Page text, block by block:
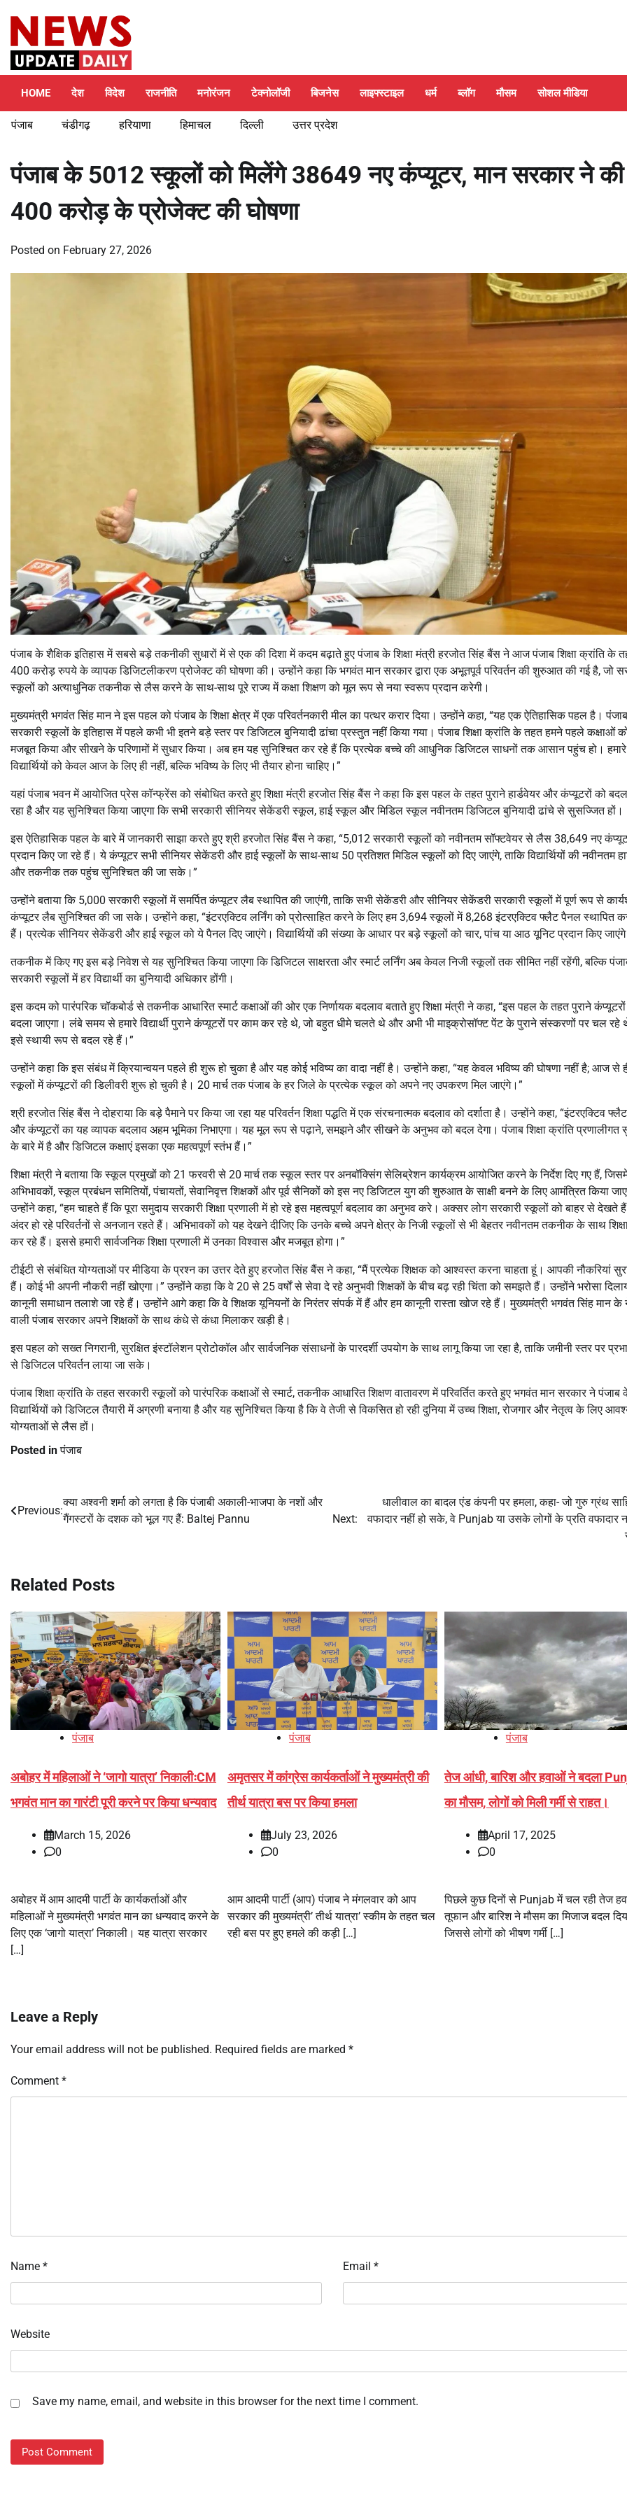
content
HOME देश विदेश राजनीति मनोरंजन टेक्नोलॉजी बिजनेस लाइफ्स्टाइल धर्म ब्लॉग मौसम सोशल मीडिया
पंजाब चंडीगढ़ हरियाणा हिमाचल दिल्ली उत्तर प्रदेश
पंजाब के 5012 स्कूलों को मिलेंगे 38649 नए कंप्यूटर, मान सरकार ने की
400 करोड़ के प्रोजेक्ट की घोषणा
Posted on February 27, 2026
पंजाब के शैक्षिक इतिहास में सबसे बड़े तकनीकी सुधारों में से एक की दिशा में कदम बढ़ाते हुए पंजाब के शिक्षा मंत्री हरजोत सिंह बैंस ने आज पंजाब शिक्षा क्रांति के
400 करोड़ रुपये के व्यापक डिजिटलीकरण प्रोजेक्ट की घोषणा की। उन्होंने कहा कि भगवंत मान सरकार द्वारा एक अभूतपूर्व परिवर्तन की शुरुआत की गई है, जो
स्कूलों को अत्याधुनिक तकनीक से लैस करने के साथ-साथ पूरे राज्य में कक्षा शिक्षण को मूल रूप से नया स्वरूप प्रदान करेगी।
मुख्यमंत्री भगवंत सिंह मान ने इस पहल को पंजाब के शिक्षा क्षेत्र में एक परिवर्तनकारी मील का पत्थर करार दिया। उन्होंने कहा, “यह एक ऐतिहासिक पहल है।
सरकारी स्कूलों के इतिहास में पहले कभी भी इतने बड़े स्तर पर डिजिटल बुनियादी ढांचा प्रस्तुत नहीं किया गया। पंजाब शिक्षा क्रांति के तहत हमने पहले कक्षाओं
मजबूत किया और सीखने के परिणामों में सुधार किया। अब हम यह सुनिश्चित कर रहे हैं कि प्रत्येक बच्चे की आधुनिक डिजिटल साधनों तक आसान पहुंच हो। हमारे
विद्यार्थियों को केवल आज के लिए ही नहीं, बल्कि भविष्य के लिए भी तैयार होना चाहिए।”
यहां पंजाब भवन में आयोजित प्रेस कॉन्फ्रेंस को संबोधित करते हुए शिक्षा मंत्री हरजोत सिंह बैंस ने कहा कि इस पहल के तहत पुराने हार्डवेयर और कंप्यूटरों को
रहा है और यह सुनिश्चित किया जाएगा कि सभी सरकारी सीनियर सेकेंडरी स्कूल, हाई स्कूल और मिडिल स्कूल नवीनतम डिजिटल बुनियादी ढांचे से सुसज्जित हों।
इस ऐतिहासिक पहल के बारे में जानकारी साझा करते हुए श्री हरजोत सिंह बैंस ने कहा, “5,012 सरकारी स्कूलों को नवीनतम सॉफ्टवेयर से लैस 38,649 नए
प्रदान किए जा रहे हैं। ये कंप्यूटर सभी सीनियर सेकेंडरी और हाई स्कूलों के साथ-साथ 50 प्रतिशत मिडिल स्कूलों को दिए जाएंगे, ताकि विद्यार्थियों की नवीनतम
और तकनीक तक पहुंच सुनिश्चित की जा सके।”
उन्होंने बताया कि 5,000 सरकारी स्कूलों में समर्पित कंप्यूटर लैब स्थापित की जाएंगी, ताकि सभी सेकेंडरी और सीनियर सेकेंडरी सरकारी स्कूलों में पूर्ण रूप से
कंप्यूटर लैब सुनिश्चित की जा सके। उन्होंने कहा, “इंटरएक्टिव लर्निंग को प्रोत्साहित करने के लिए हम 3,694 स्कूलों में 8,268 इंटरएक्टिव फ्लैट पैनल स्थापित
हैं। प्रत्येक सीनियर सेकेंडरी और हाई स्कूल को ये पैनल दिए जाएंगे। विद्यार्थियों की संख्या के आधार पर बड़े स्कूलों को चार, पांच या आठ यूनिट प्रदान किए
तकनीक में किए गए इस बड़े निवेश से यह सुनिश्चित किया जाएगा कि डिजिटल साक्षरता और स्मार्ट लर्निंग अब केवल निजी स्कूलों तक सीमित नहीं रहेंगी, बल्कि
सरकारी स्कूलों में हर विद्यार्थी का बुनियादी अधिकार होंगी।
इस कदम को पारंपरिक चॉकबोर्ड से तकनीक आधारित स्मार्ट कक्षाओं की ओर एक निर्णायक बदलाव बताते हुए शिक्षा मंत्री ने कहा, “इस पहल के तहत पुराने
बदला जाएगा। लंबे समय से हमारे विद्यार्थी पुराने कंप्यूटरों पर काम कर रहे थे, जो बहुत धीमे चलते थे और अभी भी माइक्रोसॉफ्ट पेंट के पुराने संस्करणों पर चल
इसे स्थायी रूप से बदल रहे हैं।”
उन्होंने कहा कि इस संबंध में क्रियान्वयन पहले ही शुरू हो चुका है और यह कोई भविष्य का वादा नहीं है। उन्होंने कहा, “यह केवल भविष्य की घोषणा नहीं है; आज से
स्कूलों में कंप्यूटरों की डिलीवरी शुरू हो चुकी है। 20 मार्च तक पंजाब के हर जिले के प्रत्येक स्कूल को अपने नए उपकरण मिल जाएंगे।”
श्री हरजोत सिंह बैंस ने दोहराया कि बड़े पैमाने पर किया जा रहा यह परिवर्तन शिक्षा पद्धति में एक संरचनात्मक बदलाव को दर्शाता है। उन्होंने कहा, “इंटरएक्टिव
और कंप्यूटरों का यह व्यापक बदलाव अहम भूमिका निभाएगा। यह मूल रूप से पढ़ाने, समझने और सीखने के अनुभव को बदल देगा। पंजाब शिक्षा क्रांति प्रणालीगत
के बारे में है और डिजिटल कक्षाएं इसका एक महत्वपूर्ण स्तंभ हैं।”
शिक्षा मंत्री ने बताया कि स्कूल प्रमुखों को 21 फरवरी से 20 मार्च तक स्कूल स्तर पर अनबॉक्सिंग सेलिब्रेशन कार्यक्रम आयोजित करने के निर्देश दिए गए हैं,
अभिभावकों, स्कूल प्रबंधन समितियों, पंचायतों, सेवानिवृत्त शिक्षकों और पूर्व सैनिकों को इस नए डिजिटल युग की शुरुआत के साक्षी बनने के लिए आमंत्रित किया
उन्होंने कहा, “हम चाहते हैं कि पूरा समुदाय सरकारी शिक्षा प्रणाली में हो रहे इस महत्वपूर्ण बदलाव का अनुभव करे। अक्सर लोग सरकारी स्कूलों को बाहर से देखते
अंदर हो रहे परिवर्तनों से अनजान रहते हैं। अभिभावकों को यह देखने दीजिए कि उनके बच्चे अपने क्षेत्र के निजी स्कूलों से भी बेहतर नवीनतम तकनीक के साथ शिक्षा
कर रहे हैं। इससे हमारी सार्वजनिक शिक्षा प्रणाली में उनका विश्वास और मजबूत होगा।”
टीईटी से संबंधित योग्यताओं पर मीडिया के प्रश्न का उत्तर देते हुए हरजोत सिंह बैंस ने कहा, “मैं प्रत्येक शिक्षक को आश्वस्त करना चाहता हूं। आपकी नौकरियां
हैं। कोई भी अपनी नौकरी नहीं खोएगा।” उन्होंने कहा कि वे 20 से 25 वर्षों से सेवा दे रहे अनुभवी शिक्षकों के बीच बढ़ रही चिंता को समझते हैं। उन्होंने भरोसा
कानूनी समाधान तलाशे जा रहे हैं। उन्होंने आगे कहा कि वे शिक्षक यूनियनों के निरंतर संपर्क में हैं और हम कानूनी रास्ता खोज रहे हैं। मुख्यमंत्री भगवंत सिंह मान के
वाली पंजाब सरकार अपने शिक्षकों के साथ कंधे से कंधा मिलाकर खड़ी है।
इस पहल को सख्त निगरानी, सुरक्षित इंस्टॉलेशन प्रोटोकॉल और सार्वजनिक संसाधनों के पारदर्शी उपयोग के साथ लागू किया जा रहा है, ताकि जमीनी स्तर पर
से डिजिटल परिवर्तन लाया जा सके।
पंजाब शिक्षा क्रांति के तहत सरकारी स्कूलों को पारंपरिक कक्षाओं से स्मार्ट, तकनीक आधारित शिक्षण वातावरण में परिवर्तित करते हुए भगवंत मान सरकार ने पंजाब
विद्यार्थियों को डिजिटल तैयारी में अग्रणी बनाया है और यह सुनिश्चित किया है कि वे तेजी से विकसित हो रही दुनिया में उच्च शिक्षा, रोजगार और नेतृत्व के लिए
योग्यताओं से लैस हों।
Posted inपंजाब
Post
Previous:
क्या अश्वनी शर्मा को लगता है कि पंजाबी अकाली-भाजपा के नशों और
गैंगस्टरों के दशक को भूल गए हैं: Baltej Pannu
Next:
धालीवाल का बादल एंड कंपनी पर हमला, कहा- जो गुरु ग्रंथ
वफादार नहीं हो सके, वे Punjab या उसके लोगों के प्रति वफादार
Related Posts
पंजाब
अबोहर में महिलाओं ने ‘जागो यात्रा’ निकालीःCM
भगवंत मान का गारंटी पूरी करने पर किया धन्यवाद
March 15, 2026
0
अबोहर में आम आदमी पार्टी के कार्यकर्ताओं और
महिलाओं ने मुख्यमंत्री भगवंत मान का धन्यवाद करने के
लिए एक ‘जागो यात्रा’ निकाली। यह यात्रा सरकार
[…]
पंजाब
अमृतसर में कांग्रेस कार्यकर्ताओं ने मुख्यमंत्री की
तीर्थ यात्रा बस पर किया हमला
July 23, 2026
0
आम आदमी पार्टी (आप) पंजाब ने मंगलवार को आप
सरकार की मुख्यमंत्री’ तीर्थ यात्रा’ स्कीम के तहत चल
रही बस पर हुए हमले की कड़ी […]
पंजाब
तेज आंधी, बारिश और हवाओं ने बदला
का मौसम, लोगों को मिली गर्मी से राहत।
April 17, 2025
0
पिछले कुछ दिनों से Punjab में चल रही तेज
तूफान और बारिश ने मौसम का मिजाज बदल
जिससे लोगों को भीषण गर्मी […]
Leave a Reply
Your email address will not be published. Required fields are marked *
Comment *
Name * Email *
Website
Save my name, email, and website in this browser for the next time I comment.